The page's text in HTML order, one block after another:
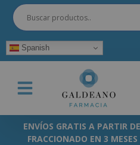
Spanish
ENVÍOS GRATIS A PARTIR
FRACCIONADO EN 3